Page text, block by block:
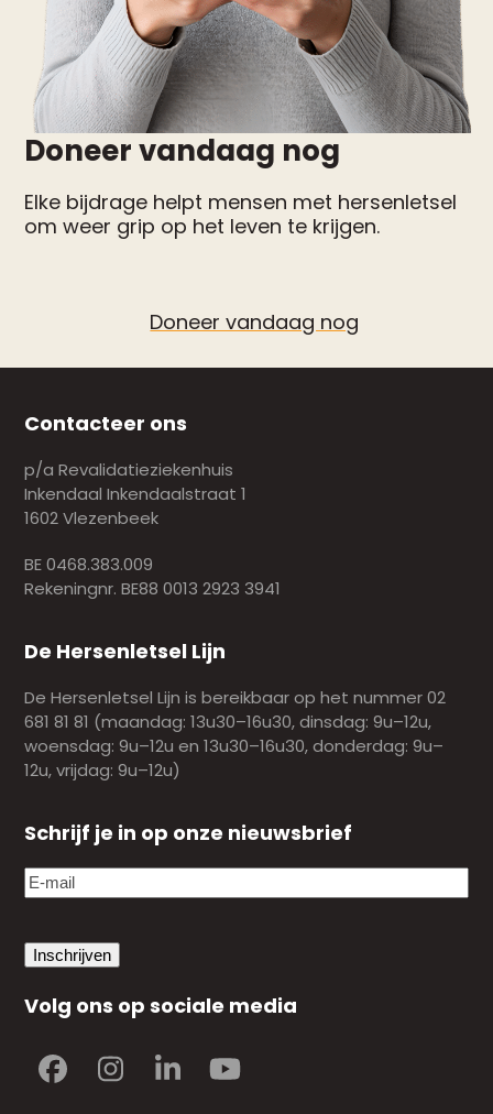
Doneer vandaag nog
Elke bijdrage helpt mensen met hersenletsel
om weer grip op het leven te krijgen.
Doneer vandaag nog
Contacteer ons
p/a Revalidatieziekenhuis
Inkendaal Inkendaalstraat 1
1602 Vlezenbeek
BE 0468.383.009
Rekeningnr. BE88 0013 2923 3941
De Hersenletsel Lijn
De Hersenletsel Lijn is bereikbaar op het nummer 02
681 81 81 (maandag: 13u30–16u30, dinsdag: 9u–12u,
woensdag: 9u–12u en 13u30–16u30, donderdag: 9u–
12u, vrijdag: 9u–12u)
Schrijf je in op onze nieuwsbrief
E-
mail(Vereist)
Volg ons op sociale media
Facebook
Instagram
LinkedInYouTube